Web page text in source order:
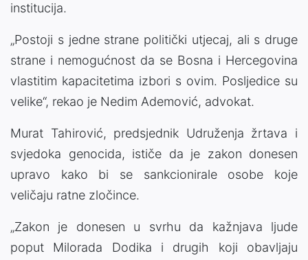
institucija.
„Postoji s jedne strane politički utjecaj, ali s druge
strane i nemogućnost da se Bosna i Hercegovina
vlastitim kapacitetima izbori s ovim. Posljedice su
velike“, rekao je Nedim Ademović, advokat.
Murat Tahirović, predsjednik Udruženja žrtava i
svjedoka genocida, ističe da je zakon donesen
upravo kako bi se sankcionirale osobe koje
veličaju ratne zločince.
„Zakon je donesen u svrhu da kažnjava ljude
poput Milorada Dodika i drugih koji obavljaju